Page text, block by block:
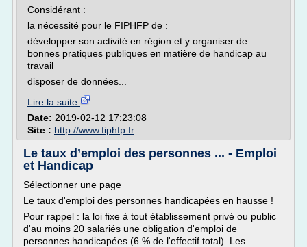
Considérant :
la nécessité pour le FIPHFP de :
développer son activité en région et y organiser de
bonnes pratiques publiques en matière de handicap au
travail
disposer de données...
Lire la suite
Date: 2019-02-12 17:23:08
Site : http://www.fiphfp.fr
Le taux d’emploi des personnes ... - Emploi
et Handicap
Sélectionner une page
Le taux d'emploi des personnes handicapées en hausse !
Pour rappel : la loi fixe à tout établissement privé ou public
d'au moins 20 salariés une obligation d'emploi de
personnes handicapées (6 % de l'effectif total). Les